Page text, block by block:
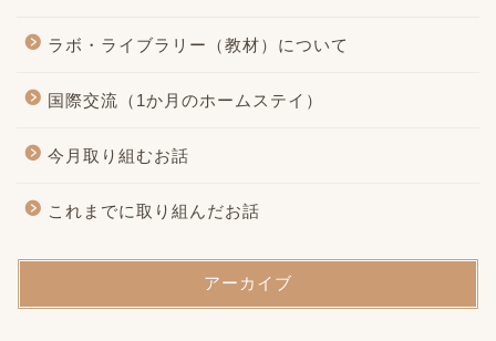
ラボ・ライブラリー（教材）について
国際交流（1か月のホームステイ）
今月取り組むお話
これまでに取り組んだお話
アーカイブ